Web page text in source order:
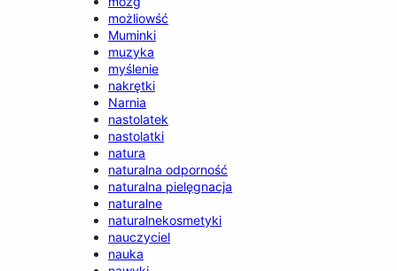
możliowść
Muminki
muzyka
myślenie
nakrętki
Narnia
nastolatek
nastolatki
natura
naturalna odporność
naturalna pielęgnacja
naturalne
naturalnekosmetyki
nauczyciel
nauka